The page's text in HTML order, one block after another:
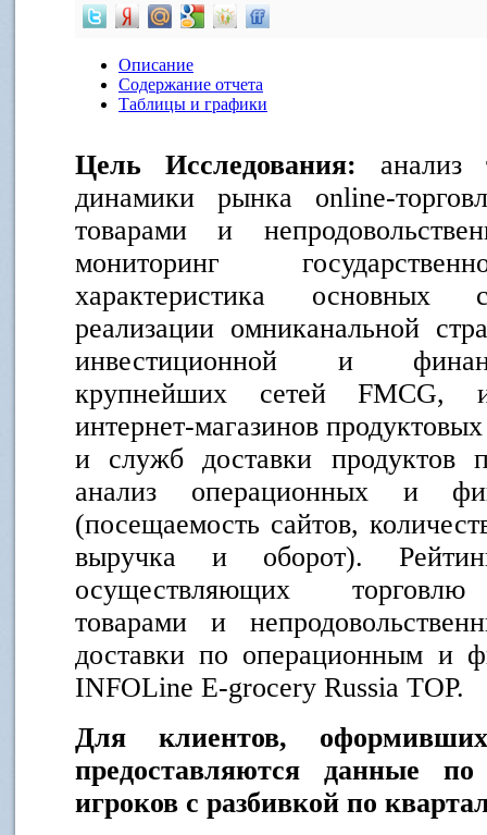
Описание
Содержание отчета
Таблицы и графики
Цель Исследования: анализ
динамики рынка online-
товарами и
мониторинг
характеристика основных
реализации омниканальной
инвестиционной и
крупнейших сетей FMCG,
интернет-магазинов
и служб доставки продуктов
анализ операционных и
(посещаемость сайтов,
выручка и оборот). Рейтинг
осуществляющих торговлю
товарами и
доставки по операционным и
INFOLine E-grocery Russia TOP.
Для клиентов,
предоставляются данные
игроков с разбивкой по